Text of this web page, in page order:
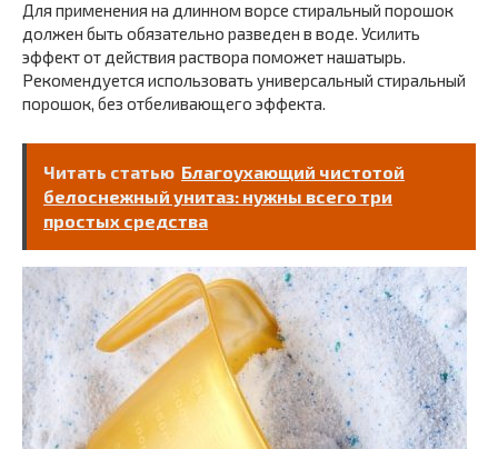
Для применения на длинном ворсе стиральный порошок
должен быть обязательно разведен в воде. Усилить
эффект от действия раствора поможет нашатырь.
Рекомендуется использовать универсальный стиральный
порошок, без отбеливающего эффекта.
Читать статью Благоухающий чистотой
белоснежный унитаз: нужны всего три
простых средства